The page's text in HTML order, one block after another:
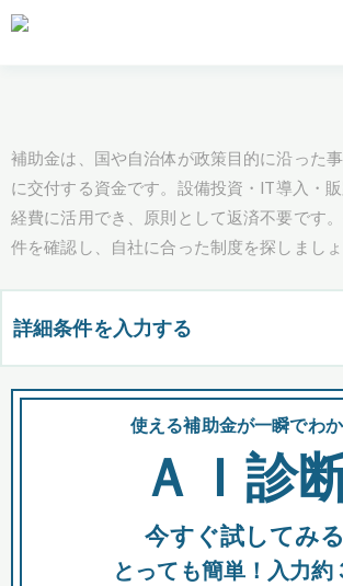
補助金は、国や自治体が政策目的に沿った
に交付する資金です。設備投資・IT導入・
経費に活用でき、原則として返済不要です
件を確認し、自社に合った制度を探しましょ
詳細条件を入力する
都道府県
全国の検索結果を含めて表示
助成金 融資 出資
使える補助金が一瞬でわ
ＡＩ診
今すぐ試してみる
とっても簡単！入力約